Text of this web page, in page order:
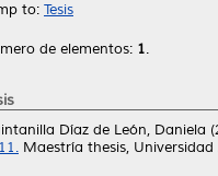
to: Tesis
de elementos: 1.
Díaz de León, Daniela
Maestría thesis,